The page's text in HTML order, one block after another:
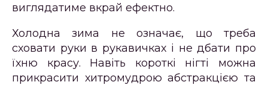
виглядатиме вкрай ефектно.
Холодна зима не означає, що треба
сховати руки в рукавичках і не дбати про
їхню красу. Навіть короткі нігті можна
прикрасити хитромудрою абстракцією та